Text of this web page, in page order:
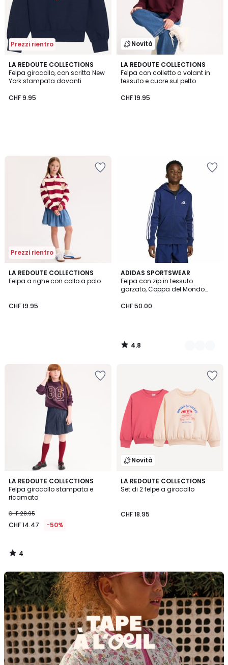
Prezzi rientro
LA REDOUTE COLLECTIONS
Felpa girocollo, con scritta New
York stampata davanti
CHF 9.95
Novità
LA REDOUTE COLLECTIONS
Felpa con colletto a volant in
tessuto e cuore sul petto
CHF 19.95
Prezzi rientro
LA REDOUTE COLLECTIONS
Felpa a righe con collo a polo
CHF 19.95
ADIDAS SPORTSWEAR
Felpa con zip in tessuto
garzato, Coppa del Mondo
CHF 50.00
4.8
/ 5
2
Colori
4.8
/
LA REDOUTE COLLECTIONS
Felpa girocollo stampata e
ricamata
CHF 28.95
CHF 14.47 -50%
4
/
5
4
/
Novità
LA REDOUTE COLLECTIONS
Set di 2 felpe a girocollo
CHF 18.95
Scopra
il
brand
Tape
à
l'oeil